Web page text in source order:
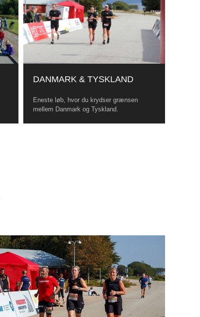
DANMARK & TYSKLAND
Eneste løb, hvor du krydser grænsen
mellem Danmark og Tyskland.